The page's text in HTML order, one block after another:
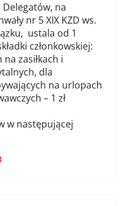
Delegatów, na
nr 5 XIX KZD ws.
ustala od 1
członkowskiej:
zasiłkach i
dla
na urlopach
– 1 zł
w następującej